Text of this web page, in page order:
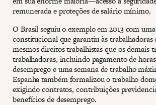
remunerada e proteções de salário mínimo.
O Brasil seguiu o exemplo em 2013 com
constitucional que garantiu às trabalhadoras
mesmos direitos trabalhistas que os demais
trabalhadoras, incluindo pagamento de
desemprego e uma semana de trabalho
Espanha também formalizou o trabalho
exigindo contratos, contribuições
benefícios de desemprego.